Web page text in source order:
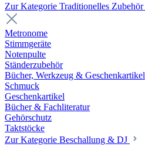
Zur Kategorie Traditionelles Zubehör
Metronome
Stimmgeräte
Notenpulte
Ständerzubehör
Bücher, Werkzeug & Geschenkartikel
Schmuck
Geschenkartikel
Bücher & Fachliteratur
Gehörschutz
Taktstöcke
Zur Kategorie Beschallung & DJ